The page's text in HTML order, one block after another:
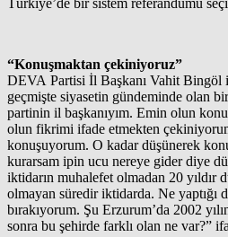
“Konuşmaktan çekiniyoruz”
DEVA Partisi İl Başkanı Vahit Bingöl
geçmişte siyasetin gündeminde olan
partinin il başkanıyım. Emin olun
olun fikrimi ifade etmekten
konuşuyorum. O kadar düşünerek
kurarsam ipin ucu nereye gider diye
iktidarın muhalefet olmadan 20 yıldır
olmayan süredir iktidarda. Ne yaptığı
bırakıyorum. Şu Erzurum’da 2002
sonra bu şehirde farklı olan ne var?”